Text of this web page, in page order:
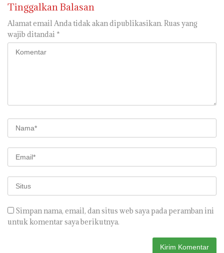
Tinggalkan Balasan
Alamat email Anda tidak akan dipublikasikan. Ruas yang
wajib ditandai *
Simpan nama, email, dan situs web saya pada peramban ini
untuk komentar saya berikutnya.